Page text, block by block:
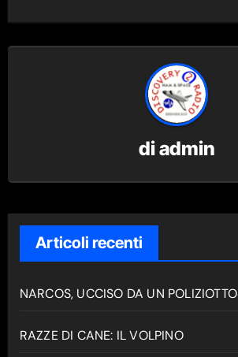
diadmin
Articoli recenti
NARCOS, UCCISO DA UN POLIZIOTTO
RAZZE DI CANE: IL VOLPINO